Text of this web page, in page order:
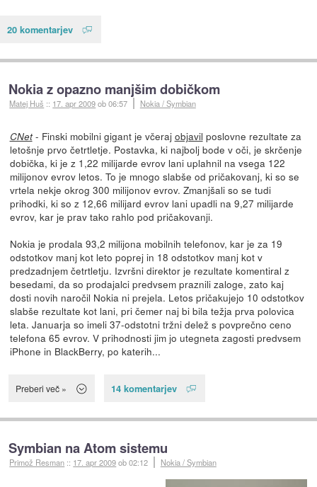
20 komentarjev
Nokia z opazno manjšim dobičkom
Matej Huš :: 17. apr 2009ob 06:57 Nokia / Symbian
CNet- Finski mobilni gigant je včeraj objavil poslovne rezultate za
letošnje prvo četrtletje. Postavka, ki najbolj bode v oči, je skrčenje
dobička, ki je z 1,22 milijarde evrov lani uplahnil na vsega 122
milijonov evrov letos. To je mnogo slabše od pričakovanj, ki so se
vrtela nekje okrog 300 milijonov evrov. Zmanjšali so se tudi
prihodki, ki so z 12,66 milijard evrov lani upadli na 9,27 milijarde
evrov, kar je prav tako rahlo pod pričakovanji.
Nokia je prodala 93,2 milijona mobilnih telefonov, kar je za 19
odstotkov manj kot leto poprej in 18 odstotkov manj kot v
predzadnjem četrtletju. Izvršni direktor je rezultate komentiral z
besedami, da so prodajalci predvsem praznili zaloge, zato kaj
dosti novih naročil Nokia ni prejela. Letos pričakujejo 10 odstotkov
slabše rezultate kot lani, pri čemer naj bi bila težja prva polovica
leta. Januarja so imeli 37-odstotni tržni delež s povprečno ceno
telefona 65 evrov. V prihodnosti jim jo utegneta zagosti predvsem
iPhone in BlackBerry, po katerih...
Preberi več » 14 komentarjev
Symbian na Atom sistemu
Primož Resman :: 17. apr 2009ob 02:12 Nokia / Symbian